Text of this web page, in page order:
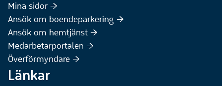
Mina sidor :höger:
Ansök om boendeparkering :höger:
Ansök om hemtjänst :höger:
Medarbetarportalen :höger:
Överförmyndare :höger:
Länkar